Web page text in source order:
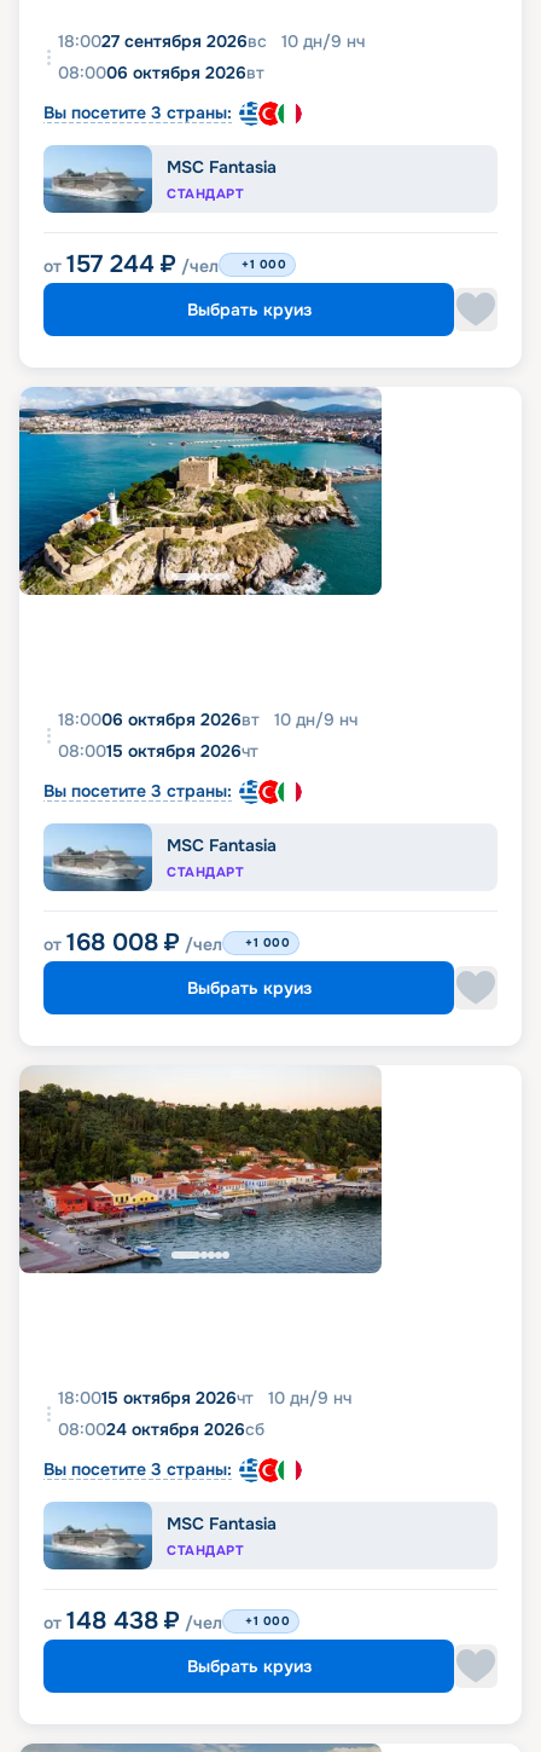
18:0027 сентября 2026вс 10 дн/9 нч
08:0006 октября 2026вт
Вы посетите 3 страны:
MSC Fantasia
СТАНДАРТ
от 157 244 ₽ /чел +1 000
Выбрать круиз
18:0006 октября 2026вт 10 дн/9 нч
08:0015 октября 2026чт
Вы посетите 3 страны:
MSC Fantasia
СТАНДАРТ
от 168 008 ₽ /чел +1 000
Выбрать круиз
18:0015 октября 2026чт 10 дн/9 нч
08:0024 октября 2026сб
Вы посетите 3 страны:
MSC Fantasia
СТАНДАРТ
от 148 438 ₽ /чел +1 000
Выбрать круиз